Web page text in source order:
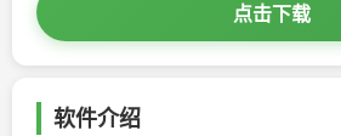
点击下载
软件介绍